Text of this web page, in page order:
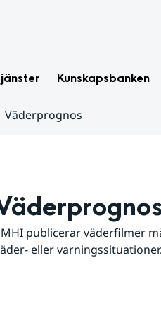
Kunskapsbanken
Väderprognos
publicerar väderfilmer
eller varningssituationer.